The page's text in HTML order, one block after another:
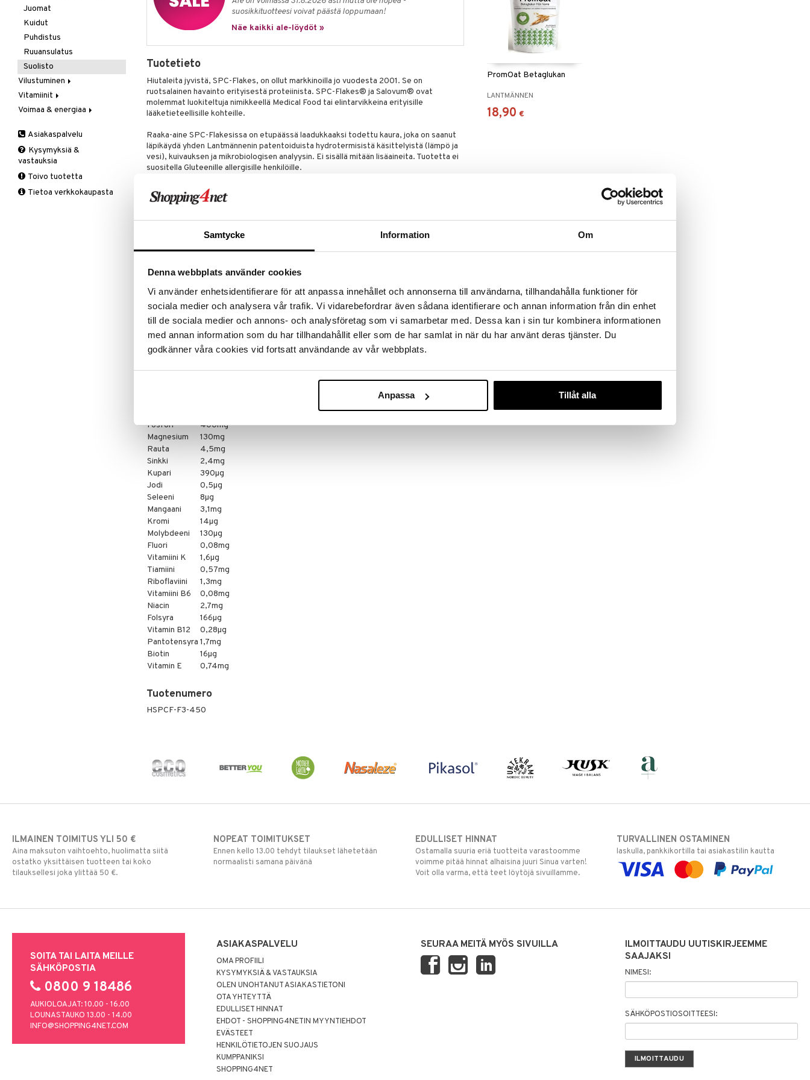
Samtycke Information Om
Denna webbplats använder cookies
Vi använder enhetsidentifierare för att anpassa innehållet och annonserna till användarna, tillhandahålla funktioner för
sociala medier och analysera vår trafik. Vi vidarebefordrar även sådana identifierare och annan information från din enhet
till de sociala medier och annons- och analysföretag som vi samarbetar med. Dessa kan i sin tur kombinera informationen
med annan information som du har tillhandahållit eller som de har samlat in när du har använt deras tjänster. Du
godkänner våra cookies vid fortsatt användande av vår webbplats.
Anpassa Tillåt alla
suosikkituotteesi voivat päästä loppumaan!
Näe kaikki ale-löydöt »
Tuotetieto
Hiutaleita jyvistä, SPC-Flakes, on ollut markkinoilla jo vuodesta 2001. Se on
ruotsalainen havainto erityisestä proteiinista. SPC-Flakes® ja Salovum® ovat
molemmat luokiteltuja nimikkeellä Medical Food tai elintarvikkeina erityisille
lääketieteellisille kohteille.
Raaka-aine SPC-Flakesissa on etupäässä laadukkaaksi todettu kaura, joka on saanut
läpikäydä yhden Lantmännenin patentoiduista hydrotermisistä käsittelyistä (lämpö ja
vesi), kuivauksen ja mikrobiologisen analyysin. Ei sisällä mitään lisäaineita. Tuotetta ei
suositella Gluteenille allergisille henkilöille.
luontaistuotemyymälöistä.
Annostus
ottokertaan. Erityisvalmistetut hitaleet voidaan nauttia esim. viilin tai jogurtin kanssa.
Ravintosisältö per 100g
Energia
375 kcal
Hiilihydraatti 59 g
Rasva
10 g
Fosfori
400mg
Magnesium
130mg
Rauta
4,5mg
Sinkki
2,4mg
Kupari
390µg
Jodi
0,5µg
Seleeni
8µg
Mangaani
3,1mg
Kromi
14µg
Molybdeeni
130µg
Fluori
0,08mg
Vitamiini K
1,6µg
Tiamiini
0,57mg
Riboflaviini
1,3mg
Vitamiini B6
0,08mg
Niacin
2,7mg
Folsyra
166µg
Vitamin B12
0,28µg
Pantotensyra 1,7mg
Biotin
16µg
Vitamin E
0,74mg
Tuotenumero
HSPCF-F3-450
PromOat Betaglukan
LANTMÄNNEN
18,90 €
Verisuonia vahvistavat
Kivunlievitys
Muuta
Valoterapia
Juomat
Kuidut
Puhdistus
Ruuansulatus
Suolisto
Vilustuminen
C-vitamiini
Estävä & helpottava
Muut
Valkosipuli
Yskään
Vitamiinit
A, D, E & K
B-vitamiinit
C-vitamiinit
Miehet
Multimineraalit
Voimaa & energiaa
Muut
Q-10
Schizandra
Suorituskyky
Asiakaspalvelu
Kysymyksiä &
vastauksia
Toivo tuotetta
Tietoa verkkokaupasta
ILMAINEN TOIMITUS YLI 50 €
Aina maksuton vaihtoehto, huolimatta siitä
ostatko yksittäisen tuotteen tai koko
tilauksellesi joka ylittää 50 €.
NOPEAT TOIMITUKSET
Ennen kello 13.00 tehdyt tilaukset lähetetään
normaalisti samana päivänä
EDULLISET HINNAT
Ostamalla suuria eriä tuotteita varastoomme
voimme pitää hinnat alhaisina juuri Sinua varten!
Voit olla varma, että teet löytöjä sivuillamme.
TURVALLINEN OSTAMINEN
laskulla, pankkikortilla tai asiakastilin kautta
SOITA TAI LAITA MEILLE
SÄHKÖPOSTIA
0800 9 18486
AUKIOLOAJAT: 10.00 - 16.00
LOUNASTAUKO 13.00 - 14.00
INFO@SHOPPING4NET.COM
ASIAKASPALVELU
OMA PROFIILI
KYSYMYKSIÄ & VASTAUKSIA
OLEN UNOHTANUT ASIAKASTIETONI
OTA YHTEYTTÄ
EDULLISET HINNAT
EHDOT - SHOPPING4NETIN MYYNTIEHDOT
EVÄSTEET
HENKILÖTIETOJEN SUOJAUS
KUMPPANIKSI
SHOPPING4NET
SEURAA MEITÄ MYÖS SIVUILLA
ILMOITTAUDU UUTISKIRJEEMME
SAAJAKSI
NIMESI:
SÄHKÖPOSTIOSOITTEESI: